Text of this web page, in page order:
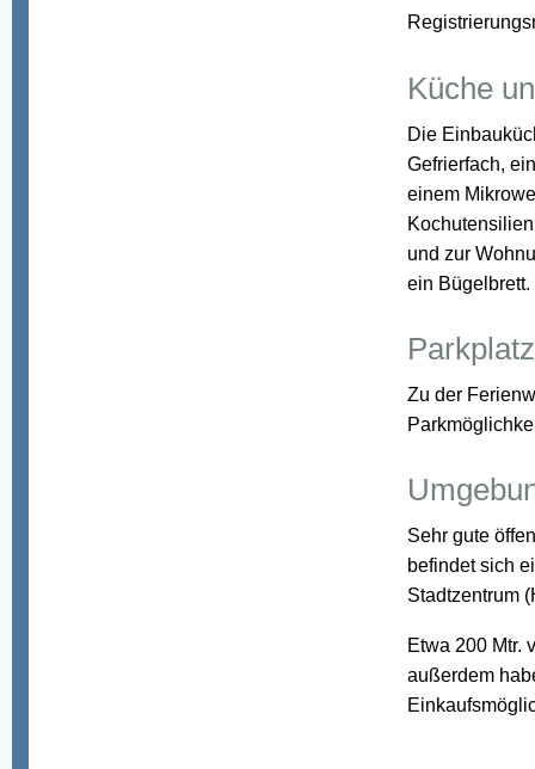
Küche
Die
Gefrierfach,
einem
und zur
ein Bügelbrett.
Parkplatz
Zu der
Sehr gute
befindet sich
Stadtzentrum
Etwa 200 Mtr.
außerdem